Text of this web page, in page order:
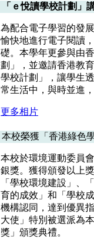
「ｅ悅讀學校計劃」
為配合電子學習的發
愉快地進行電子閱讀
礎。本學年更參與由
劃」，並邀請香港教
學校計劃」，讓學生
常生活中，與時並進
更多相片
本校榮獲「香港綠色
本校於環境運動委員
銀獎。獲得頒發以上
「學校環境建設」、
育的成效」和「學校
機構認同，達到優異
大使」特別被選派為
獎」頒獎典禮。